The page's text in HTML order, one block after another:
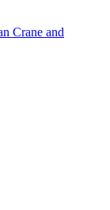
Crane and